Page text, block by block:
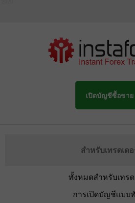
เปิดบัญชีซื้อขาย
สำหรับเทรดเด
ทั้งหมดสำหรับเทรด
การเปิดบัญชีแบบ